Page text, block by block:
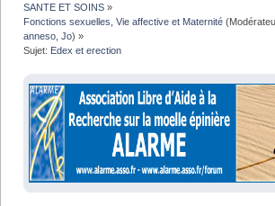
SANTE ET SOINS »
Fonctions sexuelles, Vie affective et Maternité
anneso ,Jo) »
Sujet: Edex et erection